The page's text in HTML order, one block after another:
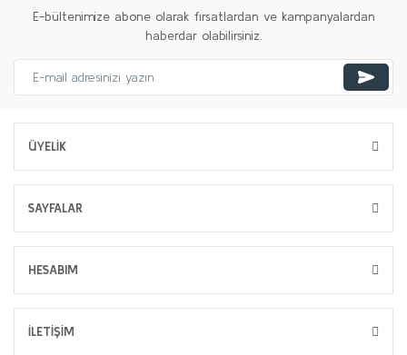
E-bültenimize abone olarak fırsatlardan ve kampanyalardan
haberdar olabilirsiniz.
ÜYELİK
SAYFALAR
HESABIM
İLETİŞİM